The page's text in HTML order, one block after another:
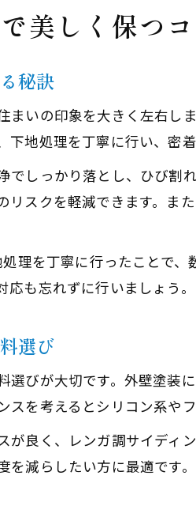
美しく保つ
秘訣
まいの印象を大きく左右
地処理を丁寧に行い、密
しっかり落とし、ひび割
リスクを軽減できます。ま
理を丁寧に行ったことで
も忘れずに行いましょう。
選び
選びが大切です。外壁塗装
を考えるとシリコン系や
が良く、レンガ調サイディ
減らしたい方に最適です